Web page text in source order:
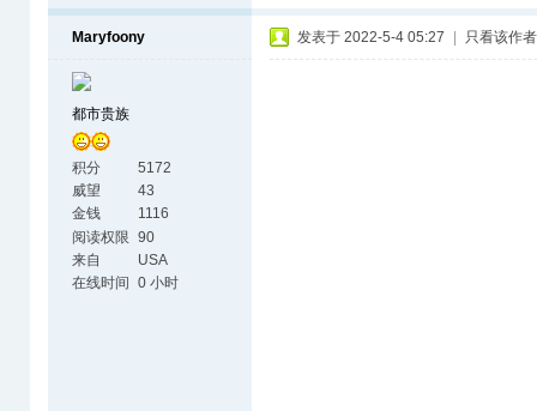
Maryfoony
都市贵族
积分
5172
威望
43
金钱
1116
阅读权限 90
来自
USA
在线时间
0 小时
发表于 2022-5-4 05:27 只看该作者